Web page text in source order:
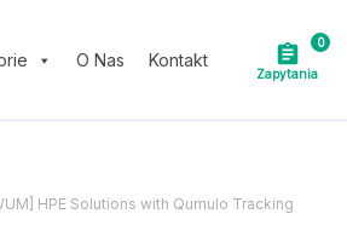
O Nas Kontakt
0
HPE Solutions with Qumulo Tracking